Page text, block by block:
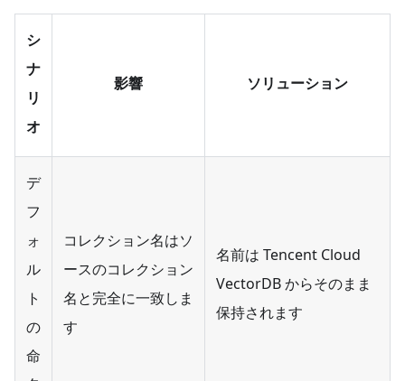
シ
ナ
リ
オ
影響 ソリューション
デ
フ
ォ
ル
ト
の
命
コレクション名はソ
ースのコレクション
名と完全に一致しま
す
名前は Tencent Cloud
VectorDB からそのまま
保持されます